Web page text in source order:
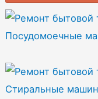
Посудомоечные
Стиральные